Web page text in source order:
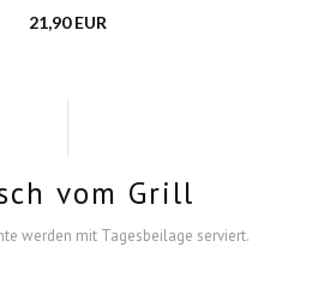
21,90 EUR
vom Grill
werden mit Tagesbeilage serviert.